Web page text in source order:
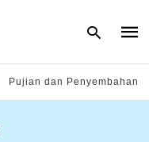
Pujian dan Penyembahan